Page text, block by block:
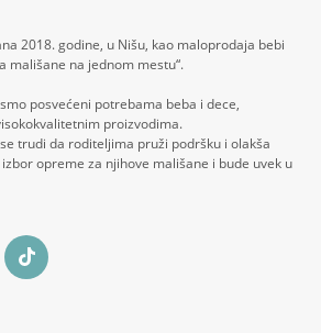
2018. godine, u Nišu, kao maloprodaja bebi
mališane na jednom mestu“.
posvećeni potrebama beba i dece,
proizvodima.
trudi da roditeljima pruži podršku i olakša
opreme za njihove mališane i bude uvek u